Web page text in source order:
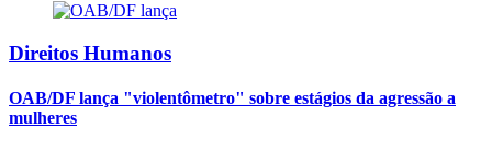
Direitos Humanos
OAB/DF lança "violentômetro" sobre estágios da agressão a
mulheres